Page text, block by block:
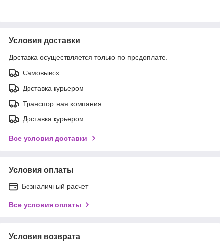
Условия доставки
Доставка осуществляется только по предоплате.
Самовывоз
Доставка курьером
Транспортная компания
Доставка курьером
Все условия доставки
Условия оплаты
Безналичный расчет
Все условия оплаты
Условия возврата